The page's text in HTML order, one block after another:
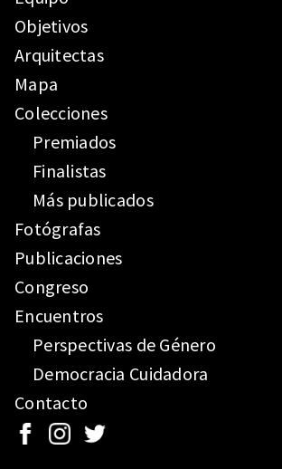
Objetivos
Arquitectas
Mapa
Colecciones
Premiados
Finalistas
Más publicados
Fotógrafas
Publicaciones
Congreso
Encuentros
Perspectivas de Género
Democracia Cuidadora
Contacto